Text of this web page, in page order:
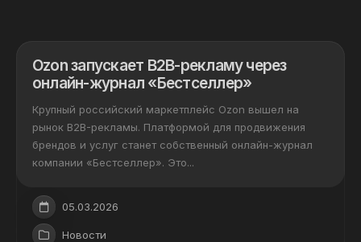
Ozon запускает B2B-рекламу через
онлайн-журнал «Бестселлер»
Крупный российский маркетплейс Ozon вышел на
рынок B2B-рекламы. Платформой для продвижения
брендов и услуг станет собственный онлайн-журнал
компании «Бестселлер». Это...
05.03.2026
Новости